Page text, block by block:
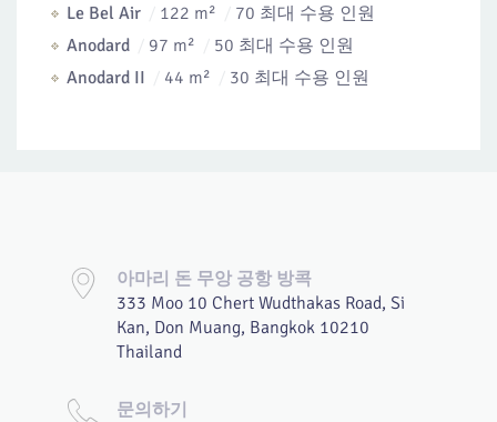
Le Bel Air
122 m²
70 최대 수용 인원
Anodard
97 m²
50 최대 수용 인원
Anodard II
44 m² 30 최대 수용 인원
아마리 돈 무앙 공항 방콕
333 Moo 10 Chert Wudthakas Road, Si
Kan, Don Muang, Bangkok 10210
Thailand
문의하기